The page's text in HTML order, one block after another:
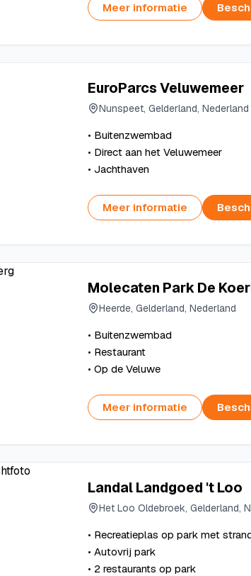
Meer informatie
EuroParcs Veluwemeer
Nunspeet, Gelderland, Nederland
• Buitenzwembad
• Direct aan het Veluwemeer
• Jachthaven
Meer informatie
Molecaten Park De
Heerde, Gelderland, Nederland
• Buitenzwembad
• Restaurant
• Op de Veluwe
Meer informatie
Landal Landgoed 't Loo
Het Loo Oldebroek, Gelderland,
• Recreatieplas op park met
• Autovrij park
• 2 restaurants op park